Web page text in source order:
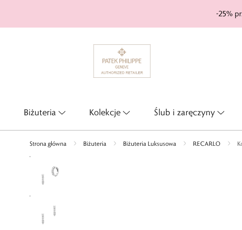
-25%
Biżuteria Kolekcje Ślub i zaręczyny
Strona główna Biżuteria Biżuteria Luksusowa RECARLO